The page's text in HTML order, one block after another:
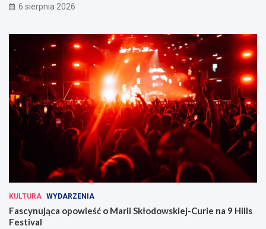
6 sierpnia 2026
KULTURA WYDARZENIA
Fascynująca opowieść o Marii Skłodowskiej-Curie na 9 Hills
Festival